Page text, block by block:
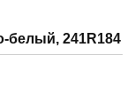
белый, 241R184